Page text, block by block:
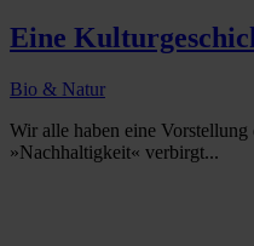
Eine
Bio & Natur
Wir alle haben eine
»Nachhaltigkeit« verbirgt...